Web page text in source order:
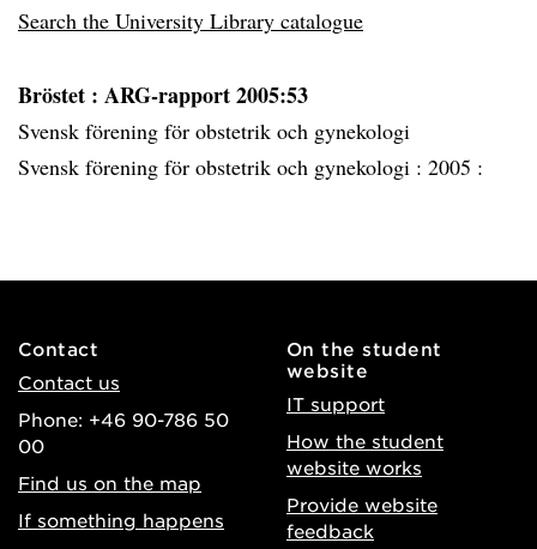
Search the University Library catalogue
Bröstet : ARG-rapport 2005:53
Svensk förening för obstetrik och gynekologi
Svensk förening för obstetrik och gynekologi : 2005 :
Contact
Contact us
Phone: +46 90-786 50
00
Find us on the map
If something happens
On the student
website
IT support
How the student
website works
Provide website
feedback